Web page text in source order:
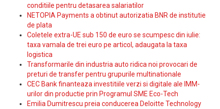
conditiile pentru detasarea salariatilor
NETOPIA Payments a obtinut autorizatia BNR de institutie
de plata
Coletele extra-UE sub 150 de euro se scumpesc din iulie:
taxa vamala de trei euro pe articol, adaugata la taxa
logistica
Transformarile din industria auto ridica noi provocari de
preturi de transfer pentru grupurile multinationale
CEC Bank finanteaza investitiile verzi si digitale ale IMM-
urilor din productie prin Programul SME Eco-Tech
Emilia Dumitrescu preia conducerea Deloitte Technology